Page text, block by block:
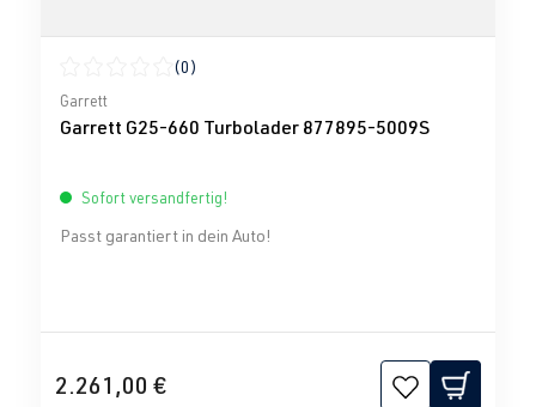
Durchschnittliche Bewertung von 0 von 5 Sternen
(0)
Garrett
Garrett G25-660 Turbolader 877895-5009S
Sofort versandfertig!
Passt garantiert in dein Auto!
2.261,00 €